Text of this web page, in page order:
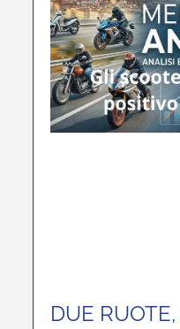
DUE